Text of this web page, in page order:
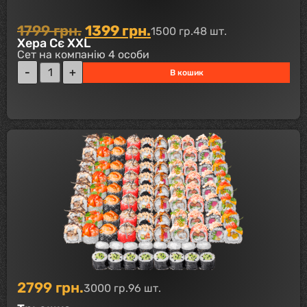
1799грн. 1399 грн.1500 гр.48 шт.
Хера Сє XXL
Сет на компанію 4 особи
В кошик
2799 грн.3000 гр.96 шт.